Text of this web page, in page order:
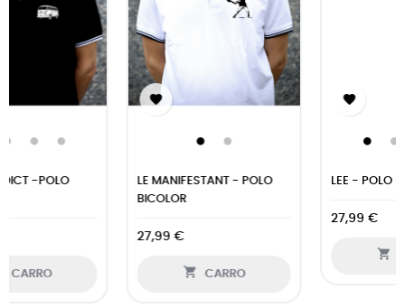

LEE - POLO BICOLOR

ATARDECER 4X4 - POLO